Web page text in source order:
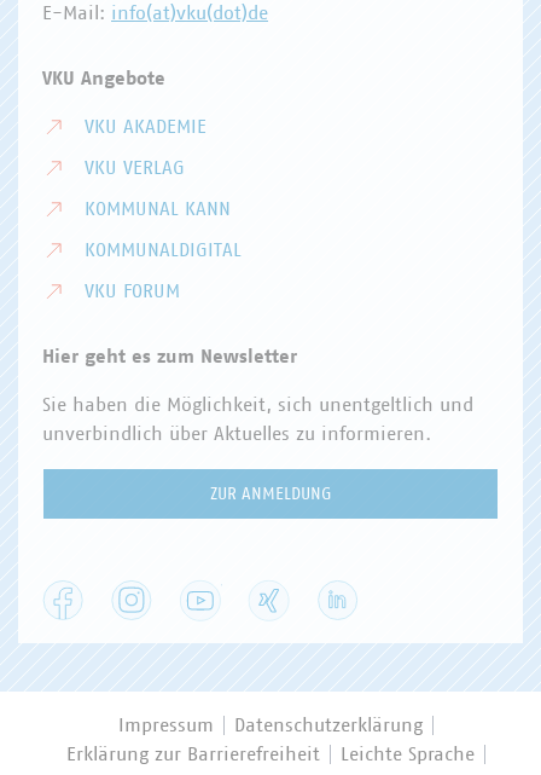
E-Mail: info(at)vku(dot)de
VKU Angebote
VKU AKADEMIE
VKU VERLAG
KOMMUNAL KANN
KOMMUNALDIGITAL
VKU FORUM
Hier geht es zum Newsletter
Sie haben die Möglichkeit, sich unentgeltlich und
unverbindlich über Aktuelles zu informieren.
ZUR ANMELDUNG
Facebook Instagram YouTube
Impressum
Datenschutzerklärung
Erklärung zur Barrierefreiheit
Leichte Sprache